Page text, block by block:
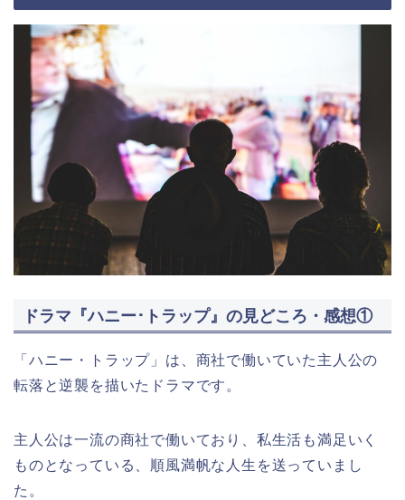
ドラマ『ハニー･トラップ』の見どころ・感想①
「ハニー・トラップ」は、商社で働いていた主人公の
転落と逆襲を描いたドラマです。
主人公は一流の商社で働いており、私生活も満足いく
ものとなっている、順風満帆な人生を送っていまし
た。